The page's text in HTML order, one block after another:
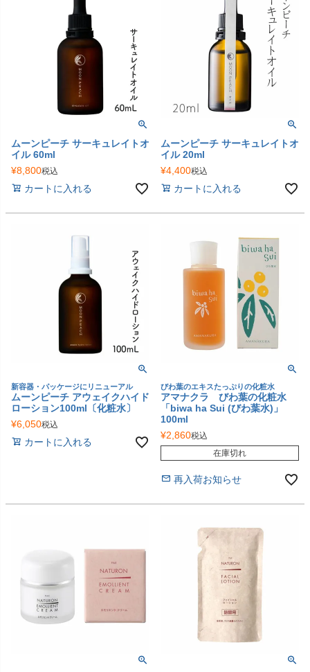
ムーンピーチ サーキュレイトオ
イル 60ml
¥8,800税込
カートに入れる
ムーンピーチ サーキュレイトオ
イル 20ml
¥4,400税込
カートに入れる
新容器・パッケージにリニューアル
ムーンピーチ アウェイクハイド
ローション100ml〔化粧水〕
¥6,050税込
カートに入れる
びわ葉のエキスたっぷりの化粧水
アマナクラ びわ葉の化粧水
「biwa ha Sui (びわ葉水)」
100ml
¥2,860税込
在庫切れ
再入荷お知らせ